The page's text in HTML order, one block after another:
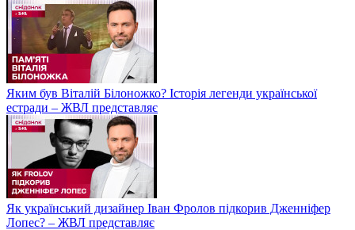
Яким був Віталій Білоножко? Історія легенди української
естради – ЖВЛ представляє
Як український дизайнер Іван Фролов підкорив Дженніфер
Лопес? – ЖВЛ представляє